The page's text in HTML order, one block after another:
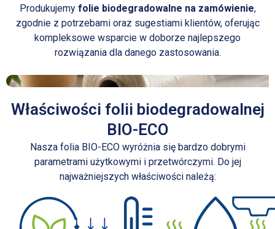
Produkujemy folie biodegradowalne na zamówienie,
zgodnie z potrzebami oraz sugestiami klientów, oferując
kompleksowe wsparcie w doborze najlepszego
rozwiązania dla danego zastosowania.
Właściwości folii biodegradowalnej
BIO-ECO
Nasza folia BIO-ECO wyróżnia się bardzo dobrymi
parametrami użytkowymi i przetwórczymi. Do jej
najważniejszych właściwości należą: